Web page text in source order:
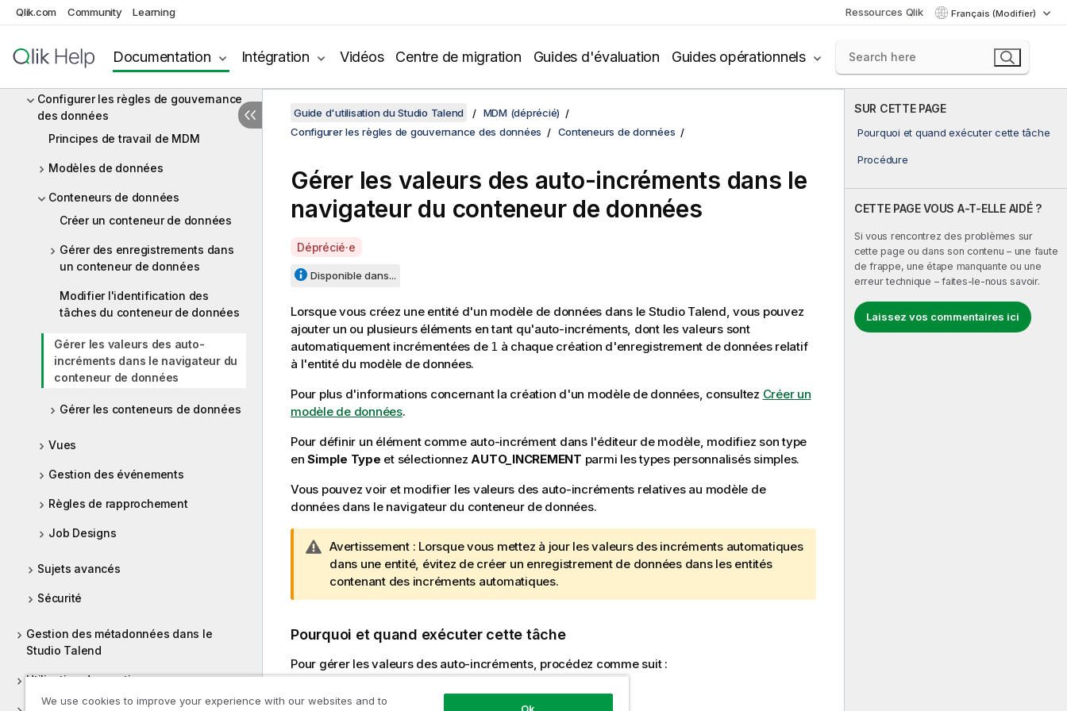
Qlik.com Community Learning Ressources Qlik Français (Modifier)
Documentation Intégration Vidéos Centre de migration Guides d'évaluation Guides opérationnels
La gestion de données maître par
Prise en main de Studio Talend
Configurer les règles de gouvernance
des données
Principes de travail de MDM
Modèles de données
Conteneurs de données
Créer un conteneur de données
Gérer des enregistrements dans
un conteneur de données
Modifier l'identification des
tâches du conteneur de données
Gérer les valeurs des auto-
incréments dans le navigateur du
conteneur de données
Gérer les conteneurs de données
Vues
Gestion des événements
Règles de rapprochement
Job Designs
Sujets avancés
Sécurité
Gestion des métadonnées dans le
Studio Talend
Utilisation des routines
SUR CETTE PAGE
Pourquoi et quand exécuter cette tâche
Procédure
CETTE PAGE VOUS A-T-ELLE AIDÉ ?
Si vous rencontrez des problèmes sur
cette page ou dans son contenu – une faute
de frappe, une étape manquante ou une
erreur technique – faites-le-nous savoir.
Laissez vos commentaires ici
Guide d'utilisation du Studio Talend
MDM (déprécié)
Configurer les règles de gouvernance des données
Conteneurs de données
Gérer les valeurs des auto-incréments dans le
navigateur du conteneur de données
A
a
l
a
b
i
l
t
y
-
o
t
e
Déprécié·e
Disponible dans...
Lorsque vous créez une entité d'un modèle de données dans le Studio Talend, vous pouvez
ajouter un ou plusieurs éléments en tant qu'auto-incréments, dont les valeurs sont
automatiquement incrémentées de 1 à chaque création d'enregistrement de données relatif
à l'entité du modèle de données.
Pour plus d'informations concernant la création d'un modèle de données, consultez Créer un
modèle de données.
Pour définir un élément comme auto-incrément dans l'éditeur de modèle, modifiez son type
enSimple Type et sélectionnezAUTO_INCREMENT parmi les types personnalisés simples.
Vous pouvez voir et modifier les valeurs des auto-incréments relatives au modèle de
données dans le navigateur du conteneur de données.
N
o
t
e
n
o
m
Avertissement : Lorsque vous mettez à jour les valeurs des incréments automatiques
dans une entité, évitez de créer un enregistrement de données dans les entités
contenant des incréments automatiques.
Pourquoi et quand exécuter cette tâche
Pour gérer les valeurs des auto-incréments, procédez comme suit :
Procédure
We use cookies to improve your experience with our websites and to